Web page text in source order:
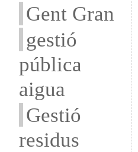
Gent Gran
gestió
pública
aigua
Gestió
residus